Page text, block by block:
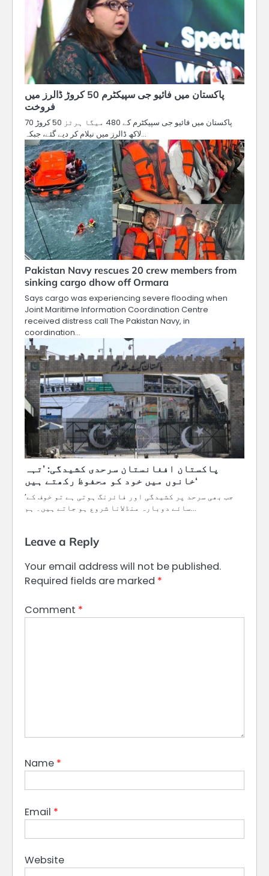
پاکستان میں فائیو جی سپیکٹرم 50 کروڑ ڈالرز میں
فروخت
پاکستان میں فائیو جی سپیکٹرم کے 480 میگا ہرٹز 50 کروڑ 70
لاکھ ڈالرز میں نیلام کر دیے گئے، جبکہ…
Pakistan Navy rescues 20 crew members from
sinking cargo dhow off Ormara
Says cargo was experiencing severe flooding when
Joint Maritime Information Coordination Centre
received distress call The Pakistan Navy, in
coordination…
پاکستان افغانستان سرحدی کشیدگی: ’تہہ
خانوں میں خود کو محفوظ رکھتے ہیں‘
’جب بھی سرحد پر کشیدگی اور فائرنگ ہوتی ہے تو خوف کے
سائے دوبارہ منڈلانا شروع ہو جاتے ہیں۔ ہم…
Leave a Reply
Your email address will not be published.
Required fields are marked *
Comment *
Name *
Email *
Website